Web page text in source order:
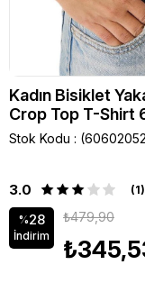
Kadın Bisiklet
Crop Top T-Shirt
Stok Kodu
3.0 (1)
%28
İndirim
₺479,90